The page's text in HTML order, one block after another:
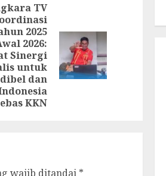
TV
2025
2026:
Sinergi
untuk
dan
KKN
wajib ditandai *